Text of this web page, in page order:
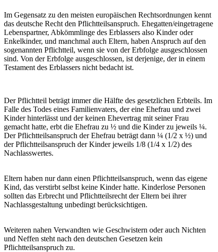
Im Gegensatz zu den meisten europäischen Rechtsordnungen kennt
das deutsche Recht den Pflichtteilsanspruch. Ehegatten/eingetragene
Lebenspartner, Abkömmlinge des Erblassers also Kinder oder
Enkelkinder, und manchmal auch Eltern, haben Anspruch auf den
sogenannten Pflichtteil, wenn sie von der Erbfolge ausgeschlossen
sind. Von der Erbfolge ausgeschlossen, ist derjenige, der in einem
Testament des Erblassers nicht bedacht ist.
Der Pflichtteil beträgt immer die Hälfte des gesetzlichen Erbteils. Im
Falle des Todes eines Familienvaters, der eine Ehefrau und zwei
Kinder hinterlässt und der keinen Ehevertrag mit seiner Frau
gemacht hatte, erbt die Ehefrau zu ½ und die Kinder zu jeweils ¼.
Der Pflichtteilsanspruch der Ehefrau beträgt dann ¼ (1/2 x ½) und
der Pflichtteilsanspruch der Kinder jeweils 1/8 (1/4 x 1/2) des
Nachlasswertes.
Eltern haben nur dann einen Pflichtteilsanspruch, wenn das eigene
Kind, das verstirbt selbst keine Kinder hatte. Kinderlose Personen
sollten das Erbrecht und Pflichtteilsrecht der Eltern bei ihrer
Nachlassgestaltung unbedingt berücksichtigen.
Weiteren nahen Verwandten wie Geschwistern oder auch Nichten
und Neffen steht nach den deutschen Gesetzen kein
Pflichtteilsanspruch zu.